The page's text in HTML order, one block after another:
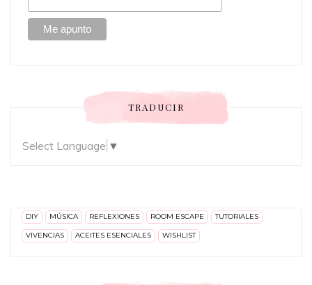
TRADUCIR
Select Language ▼
DIY MÚSICA REFLEXIONES ROOM ESCAPE TUTORIALES
VIVENCIAS ACEITES ESENCIALES WISHLIST